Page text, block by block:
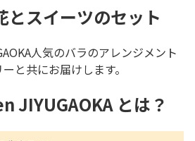
とスイーツのセット
人気のバラのアレンジメント
と共にお届けします。
JIYUGAOKA とは？